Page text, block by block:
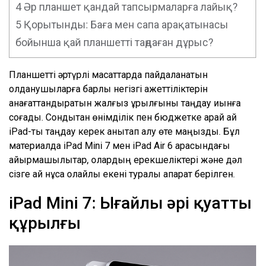
4Әр планшет қандай тапсырмаларға лайық?
5 Қорытынды: Баға мен сапа арақатынасы
бойынша қай планшетті таңдаған дұрыс?
Планшетті әртүрлі мақсаттарда пайдаланатын
қолданушыларға барлық негізгі қажеттіліктерін
қанағаттандыратын жалғыз құрылғыны таңдау қиынға
соғады. Сондықтан өнімділік пен бюджетке қарай қай
iPad-ты таңдау керек анықтап алу өте маңызды. Бұл
материалда iPad Mini 7 мен iPad Air 6 арасындағы
айырмашылықтар, олардың ерекшеліктері және дәл
сізге қай нұсқа қолайлы екені туралы ақпарат берілген.
iPad Mini 7: Ыңғайлы әрі қуатты
құрылғы